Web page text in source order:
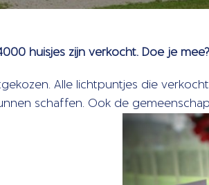
huisjes zijn verkocht. Doe je mee?
Alle lichtpuntjes die
schaffen. Ook de